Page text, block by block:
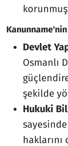
Devlet
Osmanlı
şekilde
Hukuki